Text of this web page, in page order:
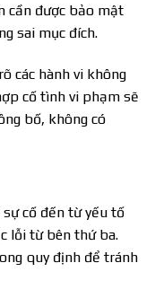
cần được bảo mật
sai mục đích.
các hành vi không
cố tình vi phạm sẽ
bố, không có
cố đến từ yếu tố
lỗi từ bên thứ ba.
quy định để tránh